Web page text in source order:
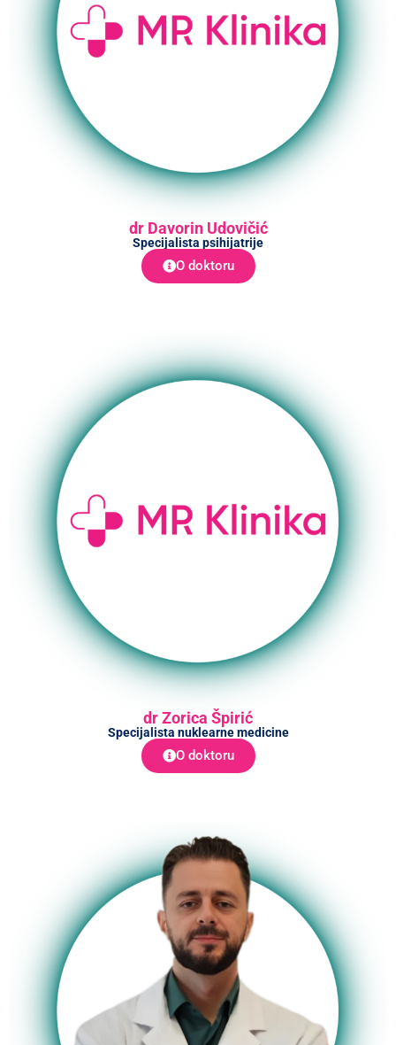
dr Davorin Udovičić
Specijalista psihijatrije
O doktoru
dr Zorica Špirić
Specijalista nuklearne medicine
O doktoru